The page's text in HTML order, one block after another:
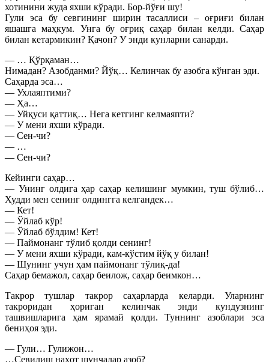
хотинини жуда яхши кўради. Бор-йўғи шу!
Гули эса бу севгининг ширин тасаллиси – оғриғи билан
яшашга маҳкум. Унга бу оғриқ саҳар билан келди. Саҳар
билан кетармикин? Қачон? У энди кунларни санарди.
— … Қўрқаман…
Нимадан? Азобданми? Йўқ… Келинчак бу азобга кўнган эди.
Саҳарда эса…
— Ухлаяптими?
— Ҳа…
— Уйқуси қаттиқ… Нега кетгинг келмаяпти?
— У мени яхши кўради.
— Сен-чи?
— …
— Сен-чи?
Кейинги саҳар…
— Унинг олдига ҳар саҳар келишинг мумкин, туш бўлиб…
Худди мен сенинг олдингга келгандек…
— Кет!
— Ўйлаб кўр!
— Ўйлаб бўлдим! Кет!
— Паймонанг тўлиб қолди сенинг!
— У мени яхши кўради, кам-кўстим йўқ у билан!
— Шунинг учун ҳам паймонанг тўлиқ-да!
Саҳар бемажол, саҳар беилож, саҳар беимкон…
Такрор тушлар такрор саҳарларда келарди. Уларнинг
такроридан ҳориган келинчак энди кундузнинг
ташвишларига ҳам ярамай қолди. Туннинг азоблари эса
бениҳоя эди.
— Гули… Гулижон…
…Севилиш наҳот шунчалар азоб?